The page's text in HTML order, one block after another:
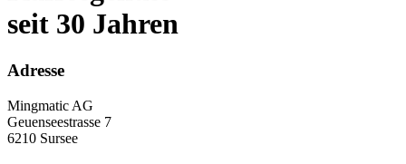
seit 30 Jahren
Adresse
Mingmatic AG
Geuenseestrasse 7
6210 Sursee